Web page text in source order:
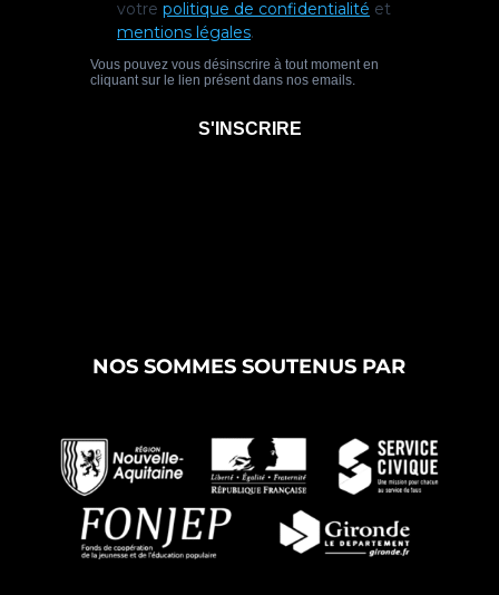
NOS SOMMES SOUTENUS PAR